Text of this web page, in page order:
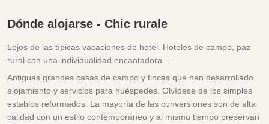
Dónde alojarse - Chic rurale
Lejos de las típicas vacaciones de hotel. Hoteles de campo, paz
rural con una individualidad encantadora...
Antiguas grandes casas de campo y fincas que han desarrollado
alojamiento y servicios para huéspedes. Olvídese de los simples
establos reformados. La mayoría de las conversiones son de alta
calidad con un estilo contemporáneo y al mismo tiempo preservan